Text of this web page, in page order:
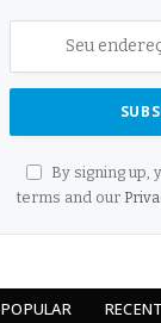
By signing up,
terms and our
POPULAR RECENT